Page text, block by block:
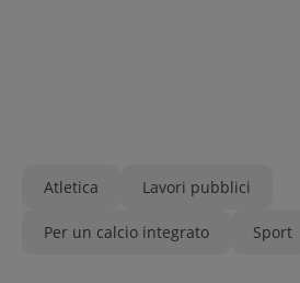
Atletica Lavori pubblici
Per un calcio integrato Sport